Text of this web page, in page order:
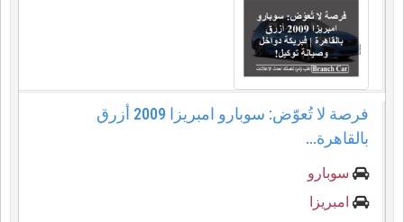
فرصة لا تُعوّض: سوبارو امبريزا 2009 أزرق
بالقاهرة...
سوبارو
امبريزا